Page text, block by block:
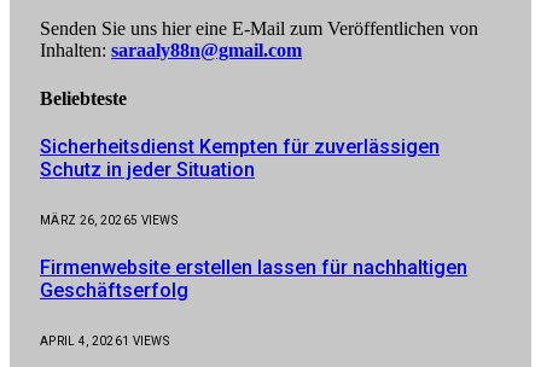
Senden Sie uns hier eine E-Mail zum Veröffentlichen von
Inhalten: saraaly88n@gmail.com
Beliebteste
Sicherheitsdienst Kempten für zuverlässigen
Schutz in jeder Situation
MÄRZ 26, 20265 VIEWS
Firmenwebsite erstellen lassen für nachhaltigen
Geschäftserfolg
APRIL 4, 20261 VIEWS